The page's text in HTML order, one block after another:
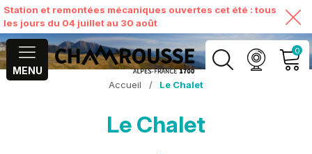
Station et remontées mécaniques ouvertes cet été : tous
les jours du 04 juillet au 30 août
MENU
0
MON COMPTE
VOIR MON PANIER
Accueil / Le Chalet
Le Chalet